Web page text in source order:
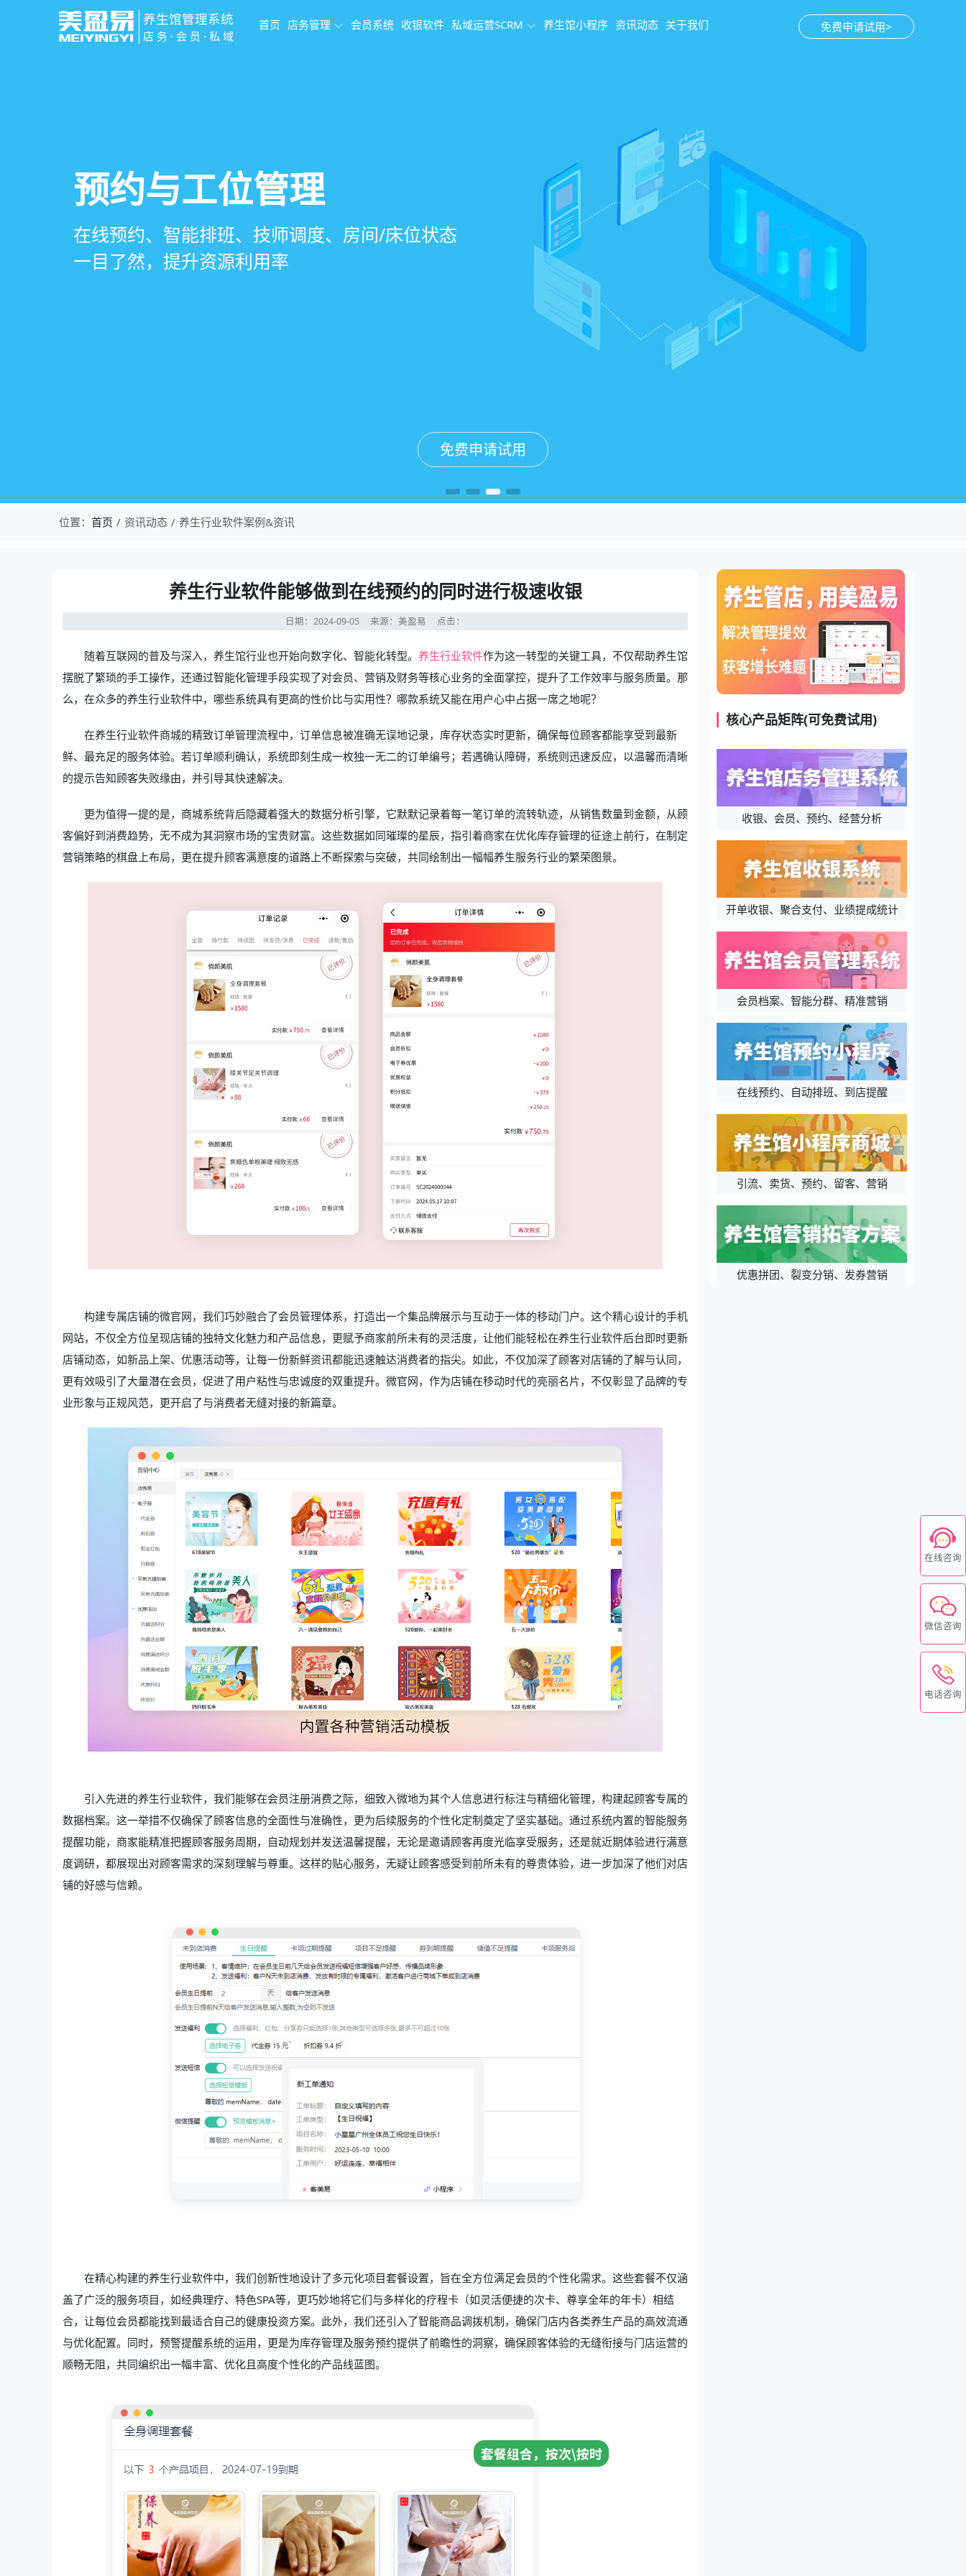
养生馆管理系统
店务·会员·私域
免费申请试用>
首页 店务管理 会员系统 收银软件 私域运营SCRM 养生馆小程序 资讯动态 关于我们
智慧养生馆管理系统
一站式解决养生馆预约、服务、会员、财务、营
销全流程数字化管理
免费申请试用
会员营销&锁客
会员积分、套餐定制、精准营销、客户关怀，提
升复购率与客单价
免费申请试用
预约与工位管理
在线预约、智能排班、技师调度、房间/床位状态
一目了然，提升资源利用率
免费申请试用
健康档案与效果追踪
客户体质记录、服务方案执行、效果对比，数据
化展示服务价值
免费申请试用
位置： 首页 资讯动态 养生行业软件案例&资讯
养生行业软件能够做到在线预约的同时进行极速收银
日期：2024-09-05 来源：美盈易 点击：
随着互联网的普及与深入，养生馆行业也开始向数字化、智能化转型。 养生行业软件作为这一转型的关键工具，不仅帮助养生馆
摆脱了繁琐的手工操作，还通过智能化管理手段实现了对会员、营销及财务等核心业务的全面掌控，提升了工作效率与服务质量。那
么，在众多的养生行业软件中，哪些系统具有更高的性价比与实用性？哪款系统又能在用户心中占据一席之地呢？
在养生行业软件商城的精致订单管理流程中，订单信息被准确无误地记录，库存状态实时更新，确保每位顾客都能享受到最新
鲜、最充足的服务体验。若订单顺利确认，系统即刻生成一枚独一无二的订单编号；若遇确认障碍，系统则迅速反应，以温馨而清晰
的提示告知顾客失败缘由，并引导其快速解决。
更为值得一提的是，商城系统背后隐藏着强大的数据分析引擎，它默默记录着每一笔订单的流转轨迹，从销售数量到金额，从顾
客偏好到消费趋势，无不成为其洞察市场的宝贵财富。这些数据如同璀璨的星辰，指引着商家在优化库存管理的征途上前行，在制定
营销策略的棋盘上布局，更在提升顾客满意度的道路上不断探索与突破，共同绘制出一幅幅养生服务行业的繁荣图景。
构建专属店铺的微官网，我们巧妙融合了会员管理体系，打造出一个集品牌展示与互动于一体的移动门户。这个精心设计的手机
网站，不仅全方位呈现店铺的独特文化魅力和产品信息，更赋予商家前所未有的灵活度，让他们能轻松在养生行业软件后台即时更新
店铺动态，如新品上架、优惠活动等，让每一份新鲜资讯都能迅速触达消费者的指尖。如此，不仅加深了顾客对店铺的了解与认同，
更有效吸引了大量潜在会员，促进了用户粘性与忠诚度的双重提升。微官网，作为店铺在移动时代的亮丽名片，不仅彰显了品牌的专
业形象与正规风范，更开启了与消费者无缝对接的新篇章。
引入先进的养生行业软件，我们能够在会员注册消费之际，细致入微地为其个人信息进行标注与精细化管理，构建起顾客专属的
数据档案。这一举措不仅确保了顾客信息的全面性与准确性，更为后续服务的个性化定制奠定了坚实基础。通过系统内置的智能服务
提醒功能，商家能精准把握顾客服务周期，自动规划并发送温馨提醒，无论是邀请顾客再度光临享受服务，还是就近期体验进行满意
度调研，都展现出对顾客需求的深刻理解与尊重。这样的贴心服务，无疑让顾客感受到前所未有的尊贵体验，进一步加深了他们对店
铺的好感与信赖。
在精心构建的养生行业软件中，我们创新性地设计了多元化项目套餐设置，旨在全方位满足会员的个性化需求。这些套餐不仅涵
盖了广泛的服务项目，如经典理疗、特色SPA等，更巧妙地将它们与多样化的疗程卡（如灵活便捷的次卡、尊享全年的年卡）相结
合，让每位会员都能找到最适合自己的健康投资方案。此外，我们还引入了智能商品调拨机制，确保门店内各类养生产品的高效流通
与优化配置。同时，预警提醒系统的运用，更是为库存管理及服务预约提供了前瞻性的洞察，确保顾客体验的无缝衔接与门店运营的
顺畅无阻，共同编织出一幅丰富、优化且高度个性化的产品线蓝图。
核心产品矩阵(可免费试用)
收银、会员、预约、经营分析
开单收银、聚合支付、业绩提成统计
会员档案、智能分群、精准营销
在线预约、自动排班、到店提醒
引流、卖货、预约、留客、营销
优惠拼团、裂变分销、发券营销
在线咨询
微信咨询
电话咨询